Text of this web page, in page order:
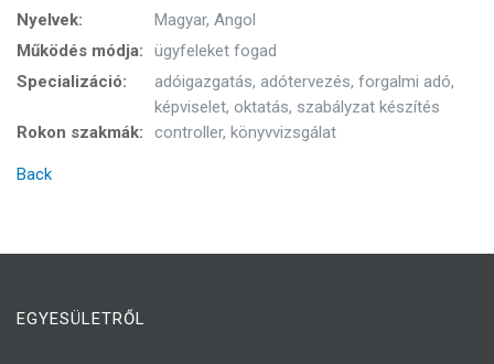
Nyelvek:
Magyar, Angol
Működés módja:
ügyfeleket fogad
Specializáció:
adóigazgatás, adótervezés, forgalmi adó,
képviselet, oktatás, szabályzat készítés
Rokon szakmák:
controller, könyvvizsgálat
Back
EGYESÜLETRŐL